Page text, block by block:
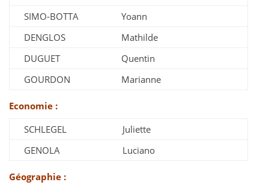
SIMO-BOTTA
Yoann
DENGLOS
Mathilde
DUGUET
Quentin
GOURDON
Marianne
Economie :
SCHLEGEL
Juliette
GENOLA
Luciano
Géographie :